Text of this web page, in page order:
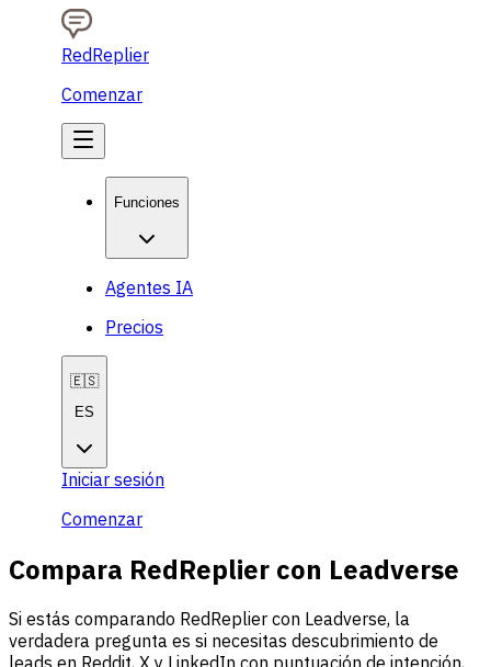
RedReplier
Comenzar
Funciones
Agentes IA
Precios
🇪🇸
ES
Iniciar sesión
Comenzar
Compara RedReplier con Leadverse
Si estás comparando RedReplier con Leadverse, la
verdadera pregunta es si necesitas descubrimiento de